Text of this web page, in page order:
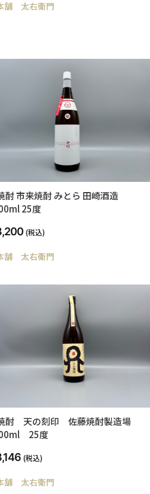
舗 太右衛門
酎 市来焼酎 みとら 田崎酒造
25度
(税込)
舗 太右衛門
酎 天の刻印 佐藤焼酎製造場
25度
(税込)
舗 太右衛門